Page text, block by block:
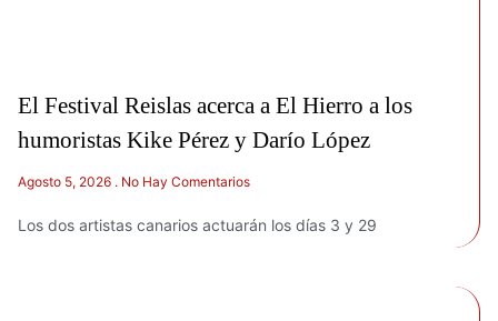
El Festival Reislas acerca a El Hierro a los
humoristas Kike Pérez y Darío López
Agosto 5, 2026 No Hay Comentarios
Los dos artistas canarios actuarán los días 3 y 29